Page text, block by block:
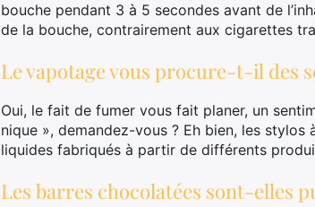
bouche pendant 3 à 5 secondes avant de
de la bouche, contrairement aux cigarettes
Le vapotage vous procure-t-il des
Oui, le fait de fumer vous fait planer, un
nique », demandez-vous ? Eh bien, les
liquides fabriqués à partir de différents
Les barres chocolatées sont-elles